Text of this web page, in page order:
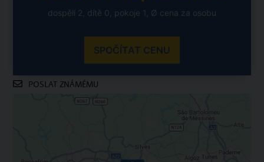
dospělí 2, dítě 0, pokoje 1, Ø cena za osobu
SPOČÍTAT CENU
POSLAT ZNÁMÉMU